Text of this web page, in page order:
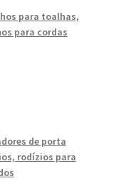
para toalhas,
para cordas
de porta
rodízios para